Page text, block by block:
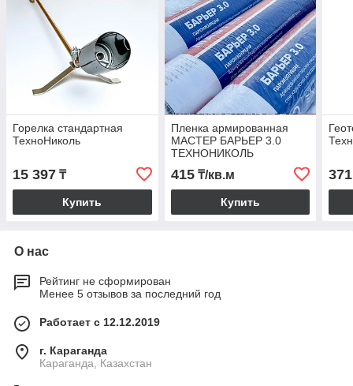
Горелка стандартная
ТехноНиколь
15 397 ₸
Купить
Пленка армированная
МАСТЕР БАРЬЕР 3.0
ТЕХНОНИКОЛЬ
415₸/кв.м
Купить
371
О нас
Рейтинг не сформирован
Менее 5 отзывов за последний год
Работает с 12.12.2019
г. Караганда
Караганда, Казахстан